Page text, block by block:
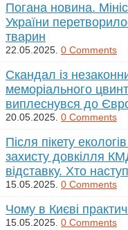
Погана новина.
України
тварин
22.05.2025. 0 Comments
Скандал із
меморіального
виплеснувся до
20.05.2025. 0 Comments
Після пікету
захисту довкілля
відставку. Хто
15.05.2025. 0 Comments
Чому в Києві
15.05.2025. 0 Comments